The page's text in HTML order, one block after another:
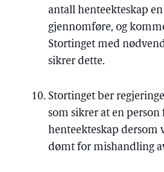
antall henteekteskap
gjennomføre, og
Stortinget med
sikrer dette.
Stortinget ber
som sikrer at en
henteekteskap dersom
dømt for mishandling